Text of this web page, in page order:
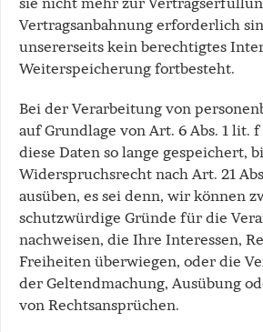
Vertragsanbahnung erforderlich
unsererseits kein berechtigtes
Weiterspeicherung fortbesteht.
Bei der Verarbeitung von
auf Grundlage von Art. 6 Abs. 1 lit. f
diese Daten so lange gespeichert,
Widerspruchsrecht nach Art. 21
ausüben, es sei denn, wir können
schutzwürdige Gründe für die
nachweisen, die Ihre Interessen,
Freiheiten überwiegen, oder die
der Geltendmachung, Ausübung
von Rechtsansprüchen.